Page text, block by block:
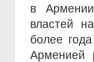
в
властей
более
Арменией